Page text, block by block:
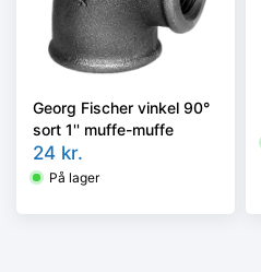
Georg Fischer vinkel 90°
sort 1'' muffe-muffe
24 kr.
På lager